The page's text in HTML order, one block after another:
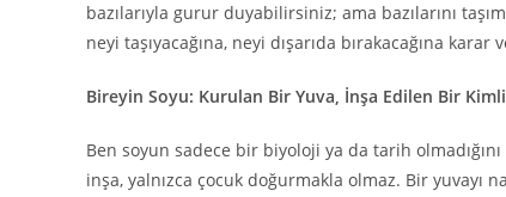
bazılarıyla gurur duyabilirsiniz; ama bazılarını
neyi taşıyacağına, neyi dışarıda bırakacağına
Bireyin Soyu: Kurulan Bir Yuva, İnşa Edilen Bir
Ben soyun sadece bir biyoloji ya da tarih
inşa, yalnızca çocuk doğurmakla olmaz. Bir yuvayı